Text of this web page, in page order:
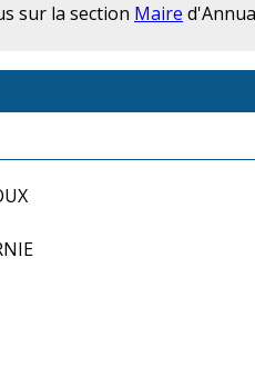
sur la section Maire